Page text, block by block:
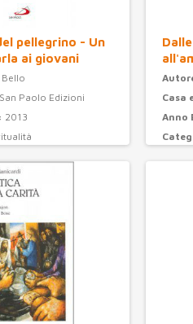
pellegrino - Un
ai giovani
San Paolo Edizioni
2013
Casa
Anno